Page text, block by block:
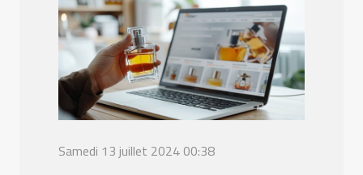
Samedi 13 juillet 2024 00:38